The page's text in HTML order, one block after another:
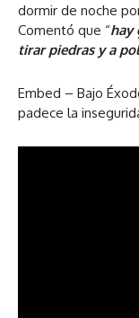
dormir de noche
Comentó que “hay
tirar piedras y a
Embed – Bajo
padece la